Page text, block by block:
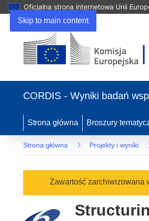
Skip to main content
Oficjalna strona internetowa Unii
się
nowym
oknie)
CORDIS - Wyniki badań
Strona główna Broszury
Strona główna Projekty i wyniki
Zawartość zarchiwizowana